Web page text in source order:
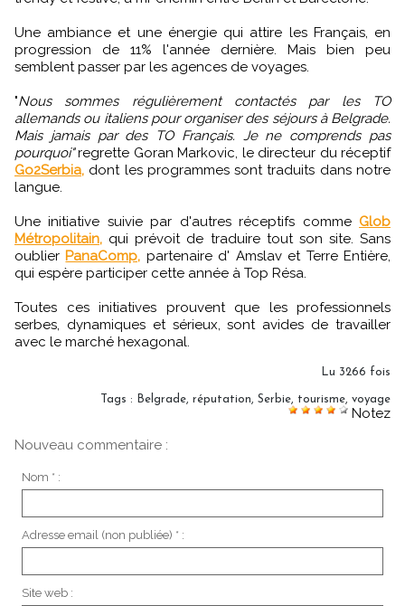
Une ambiance et une énergie qui attire les Français, en
progression de 11% l'année dernière. Mais bien peu
semblent passer par les agences de voyages.
"Nous sommes régulièrement contactés par les TO
allemands ou italiens pour organiser des séjours à Belgrade.
Mais jamais par des TO Français. Je ne comprends pas
pourquoi"regrette Goran Markovic, le directeur du réceptif
Go2Serbia, dont les programmes sont traduits dans notre
langue.
Une initiative suivie par d'autres réceptifs comme Glob
Métropolitain, qui prévoit de traduire tout son site. Sans
oublier PanaComp, partenaire d' Amslav et Terre Entière,
qui espère participer cette année à Top Résa.
Toutes ces initiatives prouvent que les professionnels
serbes, dynamiques et sérieux, sont avides de travailler
avec le marché hexagonal.
Lu 3266 fois
Tags : Belgrade, réputation, Serbie, tourisme, voyage
Notez
Nouveau commentaire :
Nom * :
Adresse email (non publiée) * :
Site web :